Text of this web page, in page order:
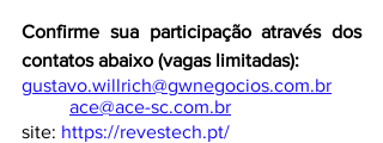
Confirme sua participação através dos
contatos abaixo (vagas limitadas):
gustavo.willrich@gwnegocios.com.br
ace@ace-sc.com.br
site: https://revestech.pt/